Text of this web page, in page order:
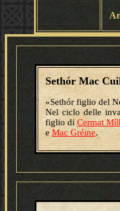
Sethór Mac
«Sethór figlio del
Nel ciclo delle
figlio diCermat
eMac Gréine.